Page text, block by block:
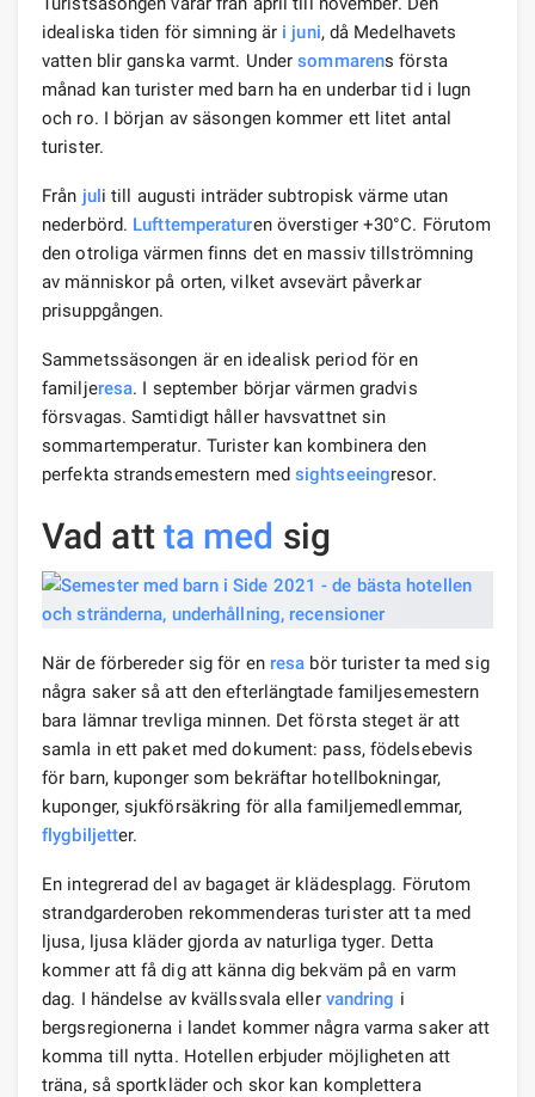
idealiska tiden för simning är i juni, då Medelhavets
vatten blir ganska varmt. Undersommarens första
månad kan turister med barn ha en underbar tid i lugn
och ro. I början av säsongen kommer ett litet antal
turister.
Från juli till augusti inträder subtropisk värme utan
nederbörd. Lufttemperaturen överstiger +30°C. Förutom
den otroliga värmen finns det en massiv tillströmning
av människor på orten, vilket avsevärt påverkar
prisuppgången.
Sammetssäsongen är en idealisk period för en
familjeresa. I september börjar värmen gradvis
försvagas. Samtidigt håller havsvattnet sin
sommartemperatur. Turister kan kombinera den
perfekta strandsemestern med sightseeingresor.
Vad att ta med sig
När de förbereder sig för en resa bör turister ta med sig
några saker så att den efterlängtade familjesemestern
bara lämnar trevliga minnen. Det första steget är att
samla in ett paket med dokument: pass, födelsebevis
för barn, kuponger som bekräftar hotellbokningar,
kuponger, sjukförsäkring för alla familjemedlemmar,
flygbiljetter.
En integrerad del av bagaget är klädesplagg. Förutom
strandgarderoben rekommenderas turister att ta med
ljusa, ljusa kläder gjorda av naturliga tyger. Detta
kommer att få dig att känna dig bekväm på en varm
dag. I händelse av kvällssvala eller vandring i
bergsregionerna i landet kommer några varma saker att
komma till nytta. Hotellen erbjuder möjligheten att
träna, så sportkläder och skor kan komplettera